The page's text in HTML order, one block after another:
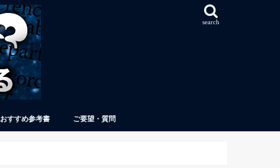
search
おすすめ参考書 ご要望・質問